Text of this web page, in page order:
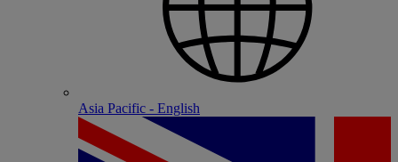
Asia Pacific - English